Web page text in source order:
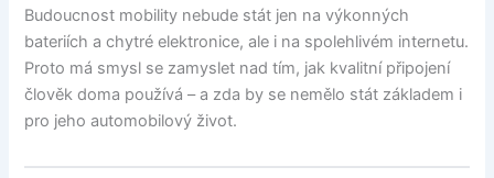
Budoucnost mobility nebude stát jen na výkonných
bateriích a chytré elektronice, ale i na spolehlivém internetu.
Proto má smysl se zamyslet nad tím, jak kvalitní připojení
člověk doma používá – a zda by se nemělo stát základem i
pro jeho automobilový život.